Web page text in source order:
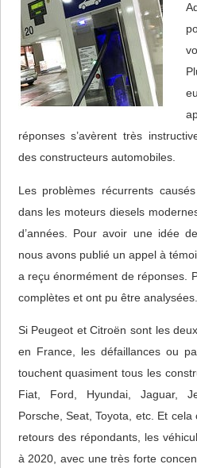
réponses s’avèrent très
des constructeurs automobiles.
Les problèmes récurrents
dans les moteurs diesels
d’années. Pour avoir une idée
nous avons publié un appel à
a reçu énormément de réponses.
complètes et ont pu être analysées.
Si Peugeot et Citroën sont les
en France, les défaillances ou
touchent quasiment tous les
Fiat, Ford, Hyundai, Jaguar,
Porsche, Seat, Toyota, etc. Et
retours des répondants, les
à 2020, avec une très forte